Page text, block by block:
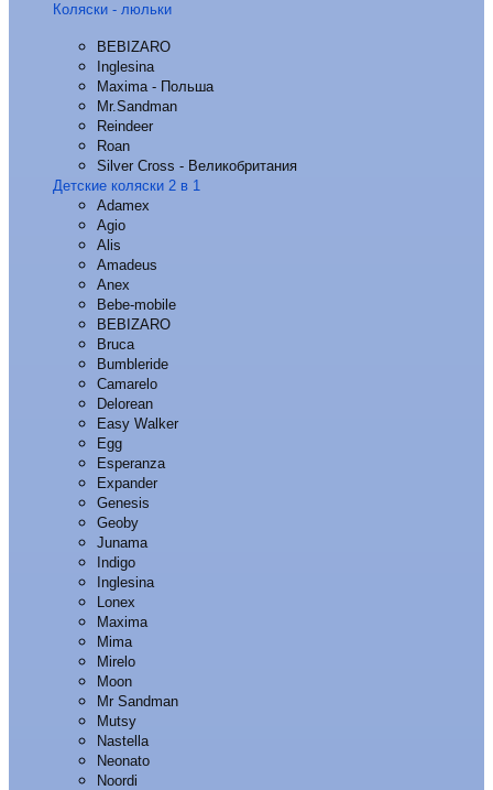
Коляски - люльки
BEBIZARO
Inglesina
Maxima - Польша
Mr.Sandman
Reindeer
Roan
Silver Cross - Великобритания
Детские коляски 2 в 1
Adamex
Agio
Alis
Amadeus
Anex
Bebe-mobile
BEBIZARO
Bruca
Bumbleride
Camarelo
Delorean
Easy Walker
Egg
Esperanza
Expander
Genesis
Geoby
Junama
Indigo
Inglesina
Lonex
Maxima
Mima
Mirelo
Moon
Mr Sandman
Mutsy
Nastella
Neonato
Noordi